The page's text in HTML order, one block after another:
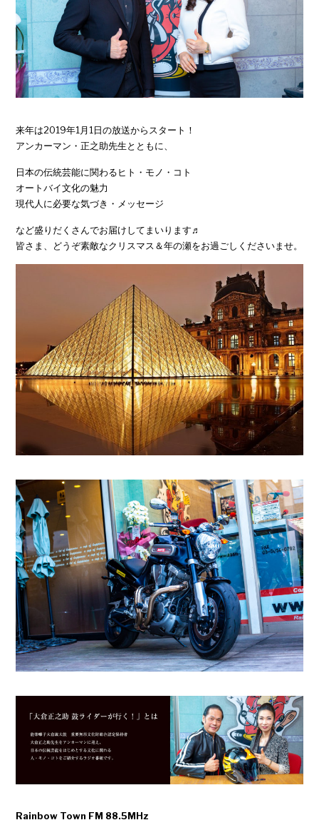
来年は2019年1月1日の放送からスタート！
アンカーマン・正之助先生とともに、
日本の伝統芸能に関わるヒト・モノ・コト
オートバイ文化の魅力
現代人に必要な気づき・メッセージ
など盛りだくさんでお届けしてまいります♬
皆さま、どうぞ素敵なクリスマス＆年の瀬をお過ごしくださいませ。
Rainbow Town FM 88.5MHz